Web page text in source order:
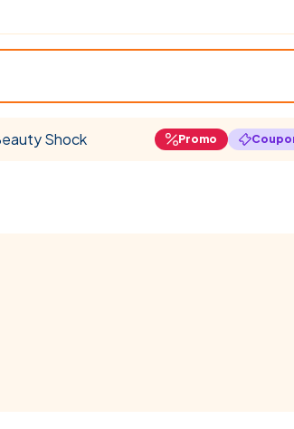
Shock Promo